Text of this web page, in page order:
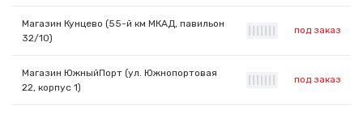
Магазин Кунцево (55-й км МКАД, павильон
32/10)
под заказ
Магазин ЮжныйПорт (ул. Южнопортовая
22, корпус 1)
под заказ